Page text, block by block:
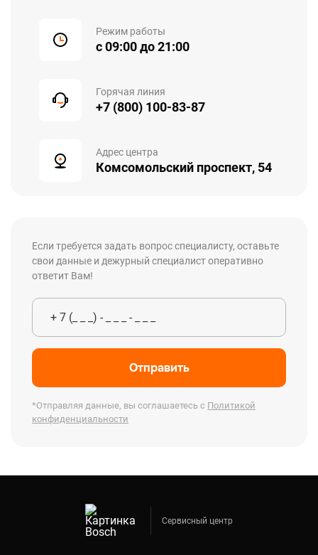
Режим работы
с 09:00 до 21:00
Горячая линия
+7 (800) 100-83-87
Адрес центра
Комсомольский проспект, 54
Если требуется задать вопрос специалисту, оставьте
свои данные и дежурный специалист оперативно
ответит Вам!
Отправить
*Отправляя данные, вы соглашаетесь с Политикой
конфиденциальности
Сервисный центр